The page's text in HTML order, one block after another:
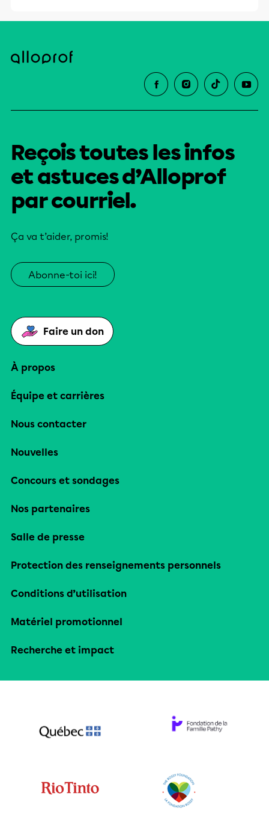
Reçois toutes les infos
et astuces d’Alloprof
par courriel.
Ça va t’aider, promis!
Abonne-toi ici!
Faire un don
À propos
Équipe et carrières
Nous contacter
Nouvelles
Concours et sondages
Nos partenaires
Salle de presse
Protection des renseignements personnels
Conditions d’utilisation
Matériel promotionnel
Recherche et impact